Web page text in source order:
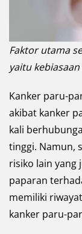
Faktor utama
yaitu
Kanker paru-
akibat kanker
kali
tinggi. Namun,
risiko lain yang
paparan
memiliki
kanker paru-